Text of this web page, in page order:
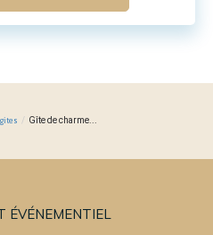
/ Gîte de charme...
ÉVÉNEMENTIEL